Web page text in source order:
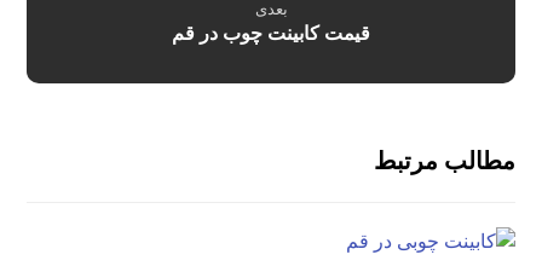
بعدی
قیمت کابینت چوب در قم
مطالب مرتبط